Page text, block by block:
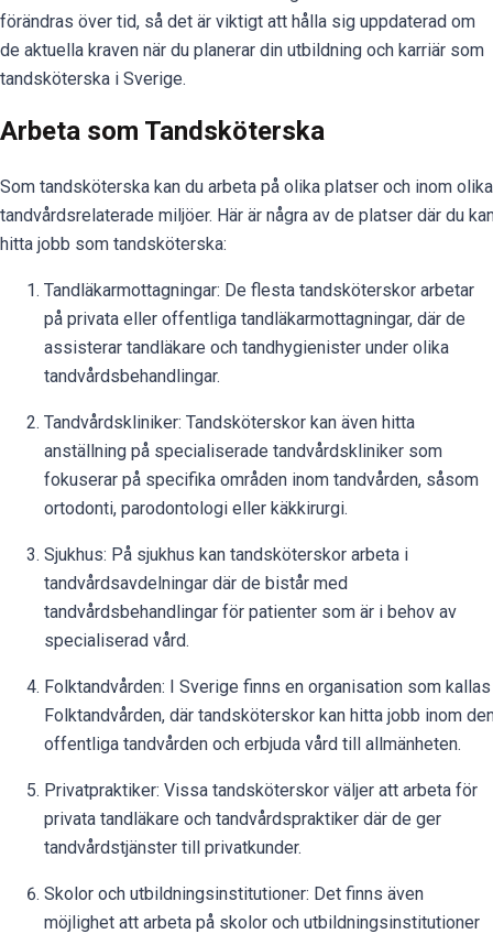
förändras över tid, så det är viktigt att hålla sig uppdaterad om
de aktuella kraven när du planerar din utbildning och karriär som
tandsköterska i Sverige.
Arbeta som Tandsköterska
Som tandsköterska kan du arbeta på olika platser och inom olika
tandvårdsrelaterade miljöer. Här är några av de platser där du
hitta jobb som tandsköterska:
Tandläkarmottagningar: De flesta tandsköterskor arbetar
på privata eller offentliga tandläkarmottagningar, där de
assisterar tandläkare och tandhygienister under olika
tandvårdsbehandlingar.
Tandvårdskliniker: Tandsköterskor kan även hitta
anställning på specialiserade tandvårdskliniker som
fokuserar på specifika områden inom tandvården, såsom
ortodonti, parodontologi eller käkkirurgi.
Sjukhus: På sjukhus kan tandsköterskor arbeta i
tandvårdsavdelningar där de bistår med
tandvårdsbehandlingar för patienter som är i behov av
specialiserad vård.
Folktandvården: I Sverige finns en organisation som kallas
Folktandvården, där tandsköterskor kan hitta jobb inom
offentliga tandvården och erbjuda vård till allmänheten.
Privatpraktiker: Vissa tandsköterskor väljer att arbeta för
privata tandläkare och tandvårdspraktiker där de ger
tandvårdstjänster till privatkunder.
Skolor och utbildningsinstitutioner: Det finns även
möjlighet att arbeta på skolor och utbildningsinstitutioner